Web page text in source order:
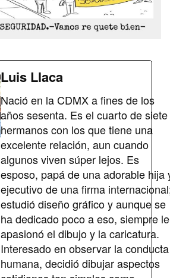
Luis Llaca
Nació en la CDMX a fines de los
años sesenta. Es el cuarto de siete
hermanos con los que tiene una
excelente relación, aun cuando
algunos viven súper lejos. Es
esposo, papá de una adorable hija
ejecutivo de una firma
estudió diseño gráfico y aunque se
ha dedicado poco a eso, siempre le
apasionó el dibujo y la caricatura.
Interesado en observar la conducta
humana, decidió dibujar aspectos